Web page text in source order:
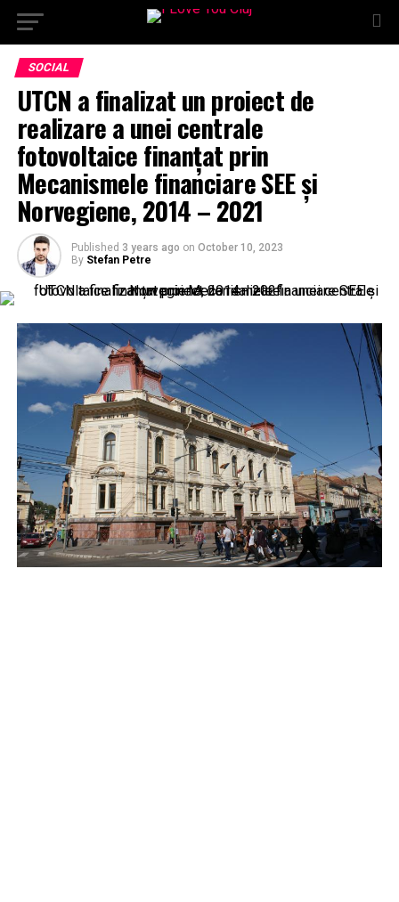
SOCIAL
UTCN a finalizat un proiect de
realizare a unei centrale
fotovoltaice finanțat prin
Mecanismele financiare SEE și
Norvegiene, 2014 – 2021
Published 3 years ago on October 10, 2023
By Stefan Petre